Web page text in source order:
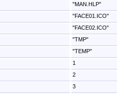
"MAN.HLP"
"FACE01.ICO"
"FACE02.ICO"
"TMP"
"TEMP"
1
2
3